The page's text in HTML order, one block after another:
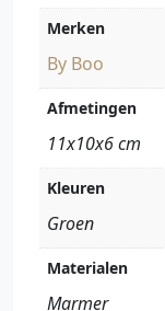
Merken
By Boo
Afmetingen
11x10x6 cm
Kleuren
Groen
Materialen
Marmer